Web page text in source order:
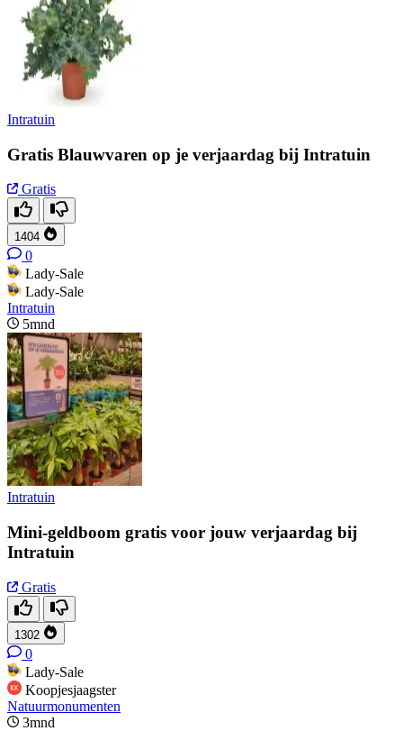
Intratuin
Gratis Blauwvaren op je verjaardag bij Intratuin
Gratis
1404
0
Lady-Sale
Lady-Sale
Intratuin
5mnd
Intratuin
Mini-geldboom gratis voor jouw verjaardag bij
Intratuin
Gratis
1302
0
Lady-Sale
Koopjesjaagster
Natuurmonumenten
3mnd